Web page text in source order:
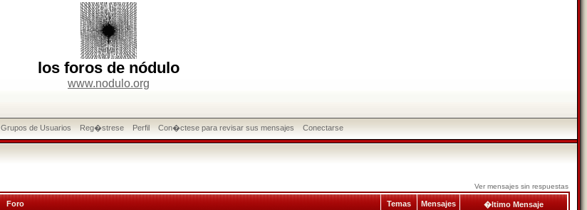
los foros de nódulo
www.nodulo.org
Grupos de Usuarios Reg�strese Perfil Con�ctese para revisar sus mensajes Conectarse
Ver mensajes sin respuestas
Foro Temas Mensajes �ltimo Mensaje